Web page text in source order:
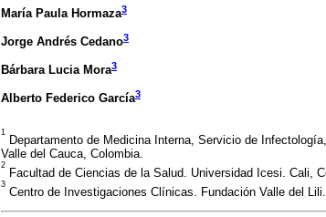
María Paula Hormaza3
Jorge Andrés Cedano3
Bárbara Lucia Mora3
Alberto Federico García3
1
Departamento de Medicina Interna, Servicio de
Valle del Cauca, Colombia.
2
Facultad de Ciencias de la Salud. Universidad Icesi. Cali,
3
Centro de Investigaciones Clínicas. Fundación Valle del